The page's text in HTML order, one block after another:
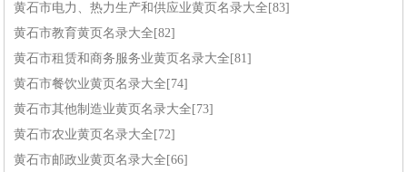
黄石市电力、热力生产和供应业黄页名录大全[83]
黄石市教育黄页名录大全[82]
黄石市租赁和商务服务业黄页名录大全[81]
黄石市餐饮业黄页名录大全[74]
黄石市其他制造业黄页名录大全[73]
黄石市农业黄页名录大全[72]
黄石市邮政业黄页名录大全[66]